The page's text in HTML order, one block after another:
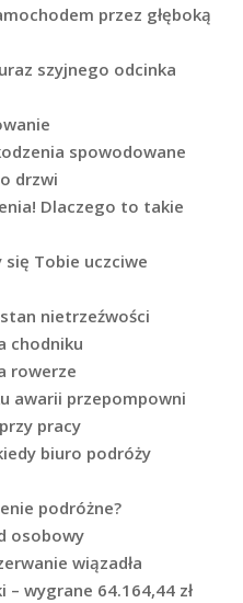
przez głęboką
szyjnego odcinka
spowodowane
drzwi
Dlaczego to takie
się Tobie uczciwe
nietrzeźwości
chodniku
rowerze
awarii przepompowni
pracy
biuro podróży
podróżne?
osobowy
wiązadła
wygrane 64.164,44 zł